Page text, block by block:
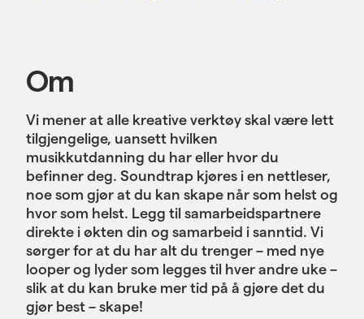
Om
Vi mener at alle kreative verktøy skal være lett
tilgjengelige, uansett hvilken
musikkutdanning du har eller hvor du
befinner deg. Soundtrap kjøres i en nettleser,
noe som gjør at du kan skape når som helst og
hvor som helst. Legg til samarbeidspartnere
direkte i økten din og samarbeid i sanntid. Vi
sørger for at du har alt du trenger – med nye
looper og lyder som legges til hver andre uke –
slik at du kan bruke mer tid på å gjøre det du
gjør best – skape!